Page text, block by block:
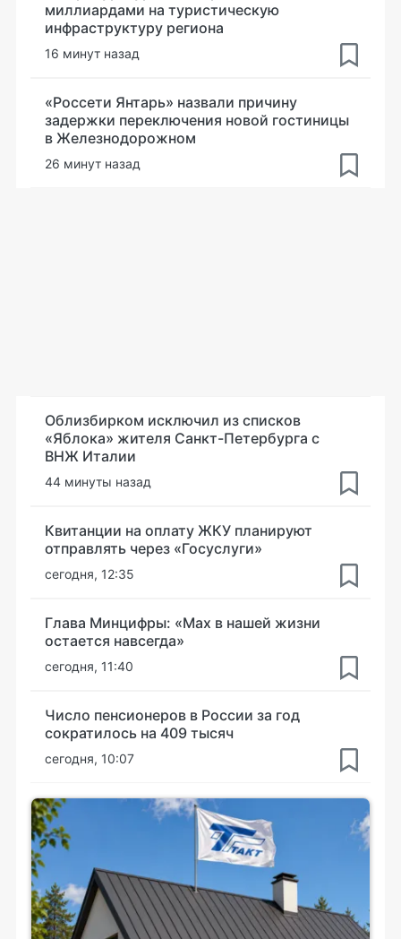
миллиардами на туристическую
инфраструктуру региона
16 минут назад
«Россети Янтарь» назвали причину
задержки переключения новой гостиницы
в Железнодорожном
26 минут назад
Облизбирком исключил из списков
«Яблока» жителя Санкт-Петербурга с
ВНЖ Италии
44 минуты назад
Квитанции на оплату ЖКУ планируют
отправлять через «Госуслуги»
сегодня, 12:35
Глава Минцифры: «Мах в нашей жизни
остается навсегда»
сегодня, 11:40
Число пенсионеров в России за год
сократилось на 409 тысяч
сегодня, 10:07